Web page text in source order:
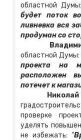
областной Думы:
будет поток
ливневка вся
продуман со
областной Думы:
проекта на
расположен
потечет к
проверке
уделять
не избежать: "